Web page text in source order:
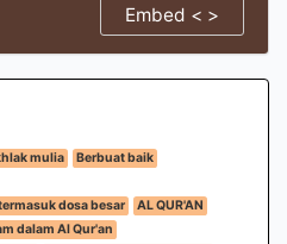
Embed < >
mulia
Berbuat baik
dosa besar
AL QUR'AN
dalam Al Qur'an